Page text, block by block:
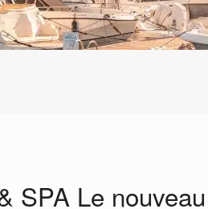
SPA Le